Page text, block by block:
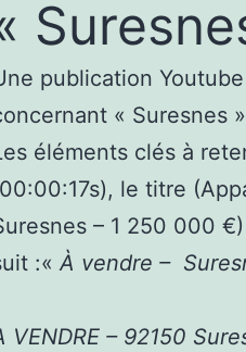
publication
« Suresnes
éléments clés à
le titre
– 1 250 000
:« À vendre –
VENDRE – 92150